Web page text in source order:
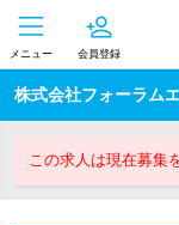
メニュー 会員登録
株式会社フォーラム
この求人は現在募集